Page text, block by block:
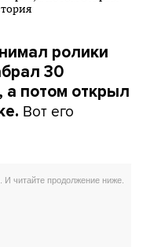
ролики
30
а потом открыл
Вот его